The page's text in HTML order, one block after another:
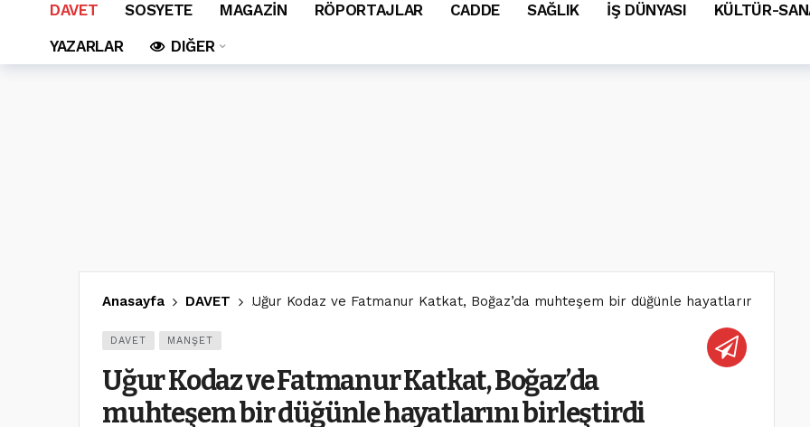
DAVET SOSYETE MAGAZİN RÖPORTAJLAR CADDE SAĞLIK İŞ DÜNYASI
KÜLTÜR-
YAZARLAR
DIĞER
Anasayfa DAVET Uğur Kodaz ve Fatmanur Katkat, Boğaz’da muhteşem bir düğünle hayatlarını
DAVET MANŞET
Uğur Kodaz ve Fatmanur Katkat, Boğaz’da
muhteşem bir düğünle hayatlarını birleştirdi